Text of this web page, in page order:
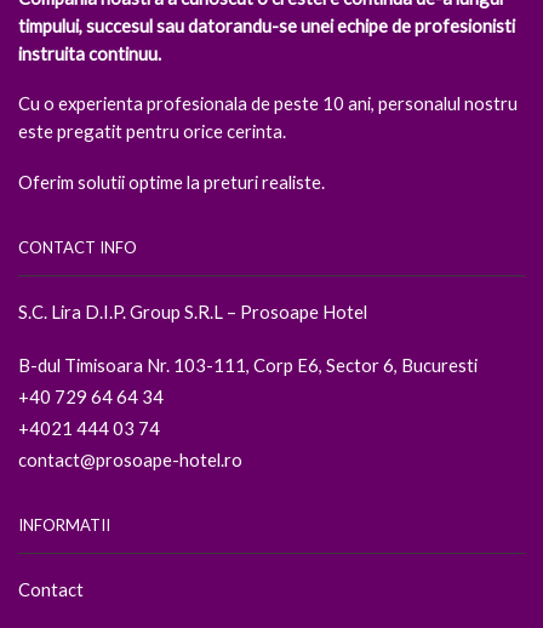
timpului, succesul sau datorandu-se unei echipe de profesionisti
instruita continuu.
Cu o experienta profesionala de peste 10 ani, personalul nostru
este pregatit pentru orice cerinta.
Oferim solutii optime la preturi realiste.
CONTACT INFO
S.C. Lira D.I.P. Group S.R.L – Prosoape Hotel
B-dul Timisoara Nr. 103-111, Corp E6, Sector 6, Bucuresti
+40 729 64 64 34
+4021 444 03 74
contact@prosoape-hotel.ro
INFORMATII
Contact